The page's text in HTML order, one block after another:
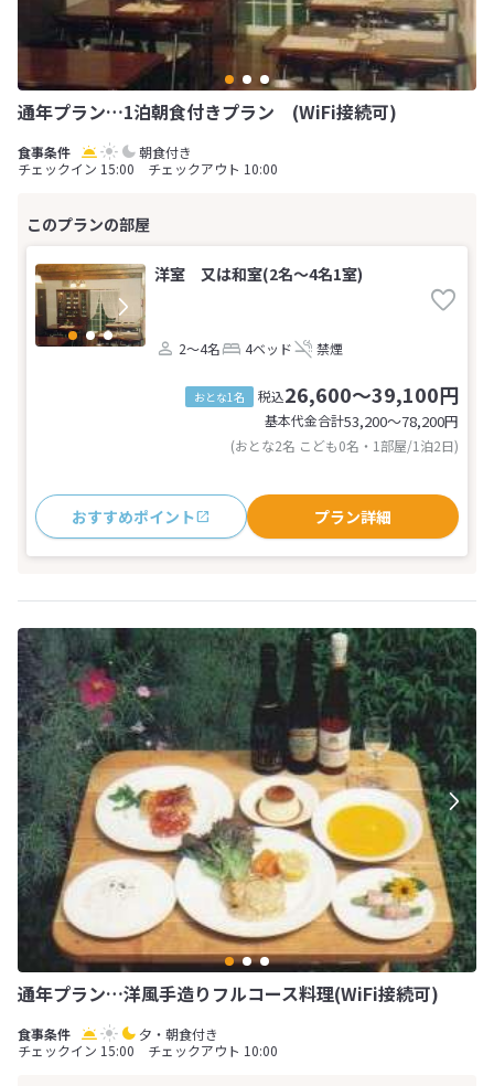
通年プラン…1泊朝食付きプラン (WiFi接続可)
朝食付き
チェックイン 15:00 チェックアウト 10:00
洋室 又は和室(2名～4名1室)
2～4名 4ベッド 禁煙
おとな1名 税込26,600～39,100円
基本代金合計53,200〜78,200円
(おとな2名 こども0名・1部屋/1泊2日)
おすすめポイント プラン詳細
通年プラン…洋風手造りフルコース料理(WiFi接続可)
夕・朝食付き
チェックイン 15:00 チェックアウト 10:00